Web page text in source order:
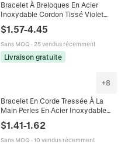
Bracelet À Breloques En Acier
Inoxydable Cordon Tissé Violet
Lettre Smile Brodée Bijoux De
Vacances Pour Femmes
$1.57-4.45
Sans MOQ · 25 vendus récemment
Livraison gratuite
+8
Bracelet En Corde Tressée À La
Main Perles En Acier Inoxydable
Pendentif Lettre Réglable Bijoux
Femme
$1.41-1.62
Sans MOQ · 10 vendus récemment